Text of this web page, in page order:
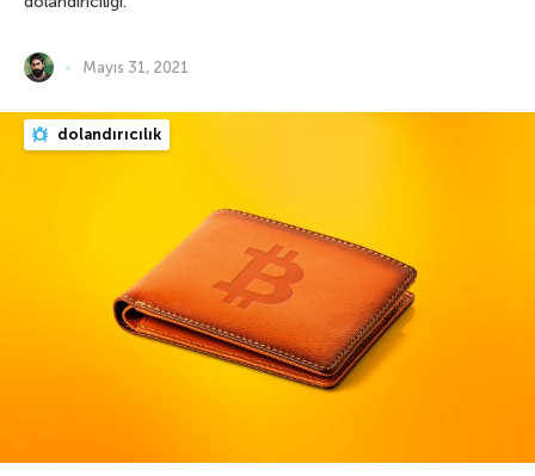
Mayıs 31, 2021
dolandırıcılık